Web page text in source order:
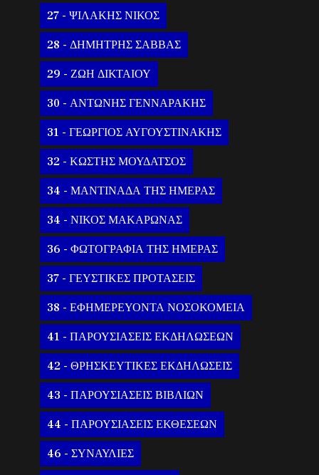
27 - ΨΙΛΑΚΗΣ ΝΙΚΟΣ
28 - ΔΗΜΗΤΡΗΣ ΣΑΒΒΑΣ
29 - ΖΩΗ ΔΙΚΤΑΙΟΥ
30 - ΑΝΤΩΝΗΣ ΓΕΝΝΑΡΑΚΗΣ
31 - ΓΕΩΡΓΙΟΣ ΑΥΓΟΥΣΤΙΝΑΚΗΣ
32 - ΚΩΣΤΗΣ ΜΟΥΔΑΤΣΟΣ
34 - ΜΑΝΤΙΝΑΔΑ ΤΗΣ ΗΜΕΡΑΣ
34 - ΝΙΚΟΣ ΜΑΚΑΡΩΝΑΣ
36 - ΦΩΤΟΓΡΑΦΙΑ ΤΗΣ ΗΜΕΡΑΣ
37 - ΓΕΥΣΤΙΚΕΣ ΠΡΟΤΑΣΕΙΣ
38 - ΕΦΗΜΕΡΕΥΟΝΤΑ ΝΟΣΟΚΟΜΕΙΑ
41 - ΠΑΡΟΥΣΙΑΣΕΙΣ ΕΚΔΗΛΩΣΕΩΝ
42 - ΘΡΗΣΚΕΥΤΙΚΕΣ ΕΚΔΗΛΩΣΕΙΣ
43 - ΠΑΡΟΥΣΙΑΣΕΙΣ ΒΙΒΛΙΩΝ
44 - ΠΑΡΟΥΣΙΑΣΕΙΣ ΕΚΘΕΣΕΩΝ
46 - ΣΥΝΑΥΛΙΕΣ